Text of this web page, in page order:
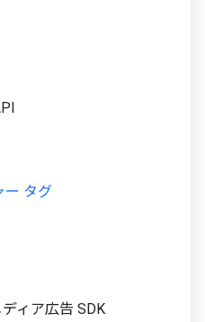
ー タグ
ィア広告 SDK